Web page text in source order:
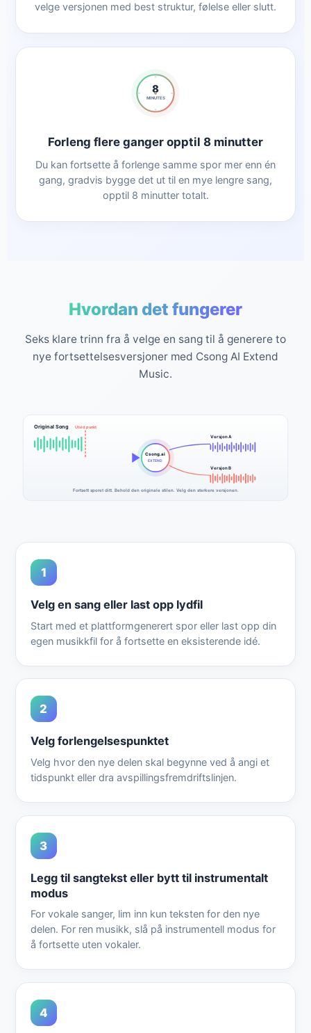
velge versjonen med best struktur, følelse eller slutt.
8
MINUTES
Forleng flere ganger opptil 8 minutter
Du kan fortsette å forlenge samme spor mer enn én
gang, gradvis bygge det ut til en mye lengre sang,
opptil 8 minutter totalt.
Hvordan det fungerer
Seks klare trinn fra å velge en sang til å generere to
nye fortsettelsesversjoner med Csong AI Extend
Music.
Original Song Utvid punkt
Csong.ai
EXTEND
Versjon A
Versjon B
Fortsett sporet ditt. Behold den originale stilen. Velg den sterkere versjonen.
1
Velg en sang eller last opp lydfil
Start med et plattformgenerert spor eller last opp din
egen musikkfil for å fortsette en eksisterende idé.
2
Velg forlengelsespunktet
Velg hvor den nye delen skal begynne ved å angi et
tidspunkt eller dra avspillingsfremdriftslinjen.
3
Legg til sangtekst eller bytt til instrumentalt
modus
For vokale sanger, lim inn kun teksten for den nye
delen. For ren musikk, slå på instrumentell modus for
å fortsette uten vokaler.
4